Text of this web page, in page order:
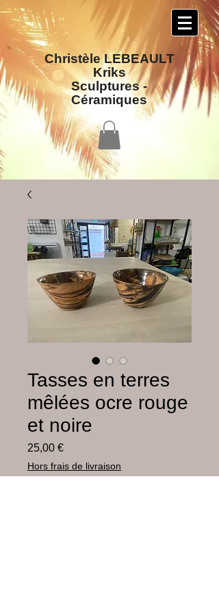
Christèle LEBEAULT
Kriks
Sculptures​ -
Céramiques
Tasses en terres
mêlées ocre rouge
et noire
25,00 €Prix
Hors frais de livraison